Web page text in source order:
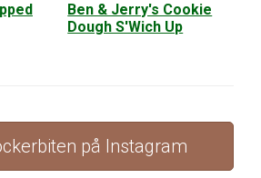
Ben & Jerry's Cookie
Dough S'Wich Up
på Instagram